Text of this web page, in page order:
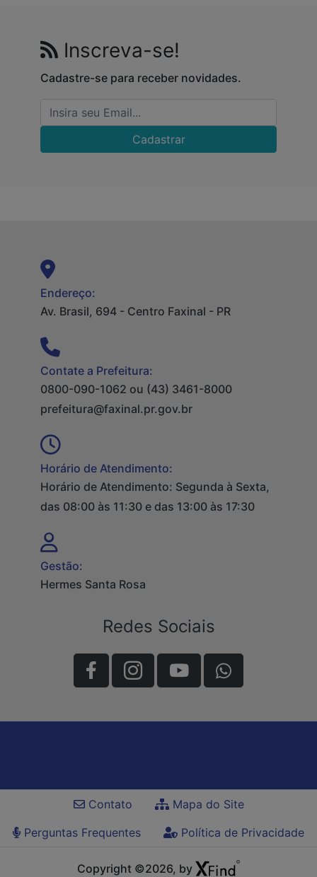
Inscreva-se!
Cadastre-se para receber novidades.
Cadastrar
Endereço:
Av. Brasil, 694 - Centro Faxinal - PR
Contate a Prefeitura:
0800-090-1062 ou (43) 3461-8000
prefeitura@faxinal.pr.gov.br
Horário de Atendimento:
Horário de Atendimento: Segunda à Sexta,
das 08:00 às 11:30 e das 13:00 às 17:30
Gestão:
Hermes Santa Rosa
Redes Sociais
Contato
Mapa do Site
Perguntas Frequentes
Política de Privacidade
Copyright ©2026, by